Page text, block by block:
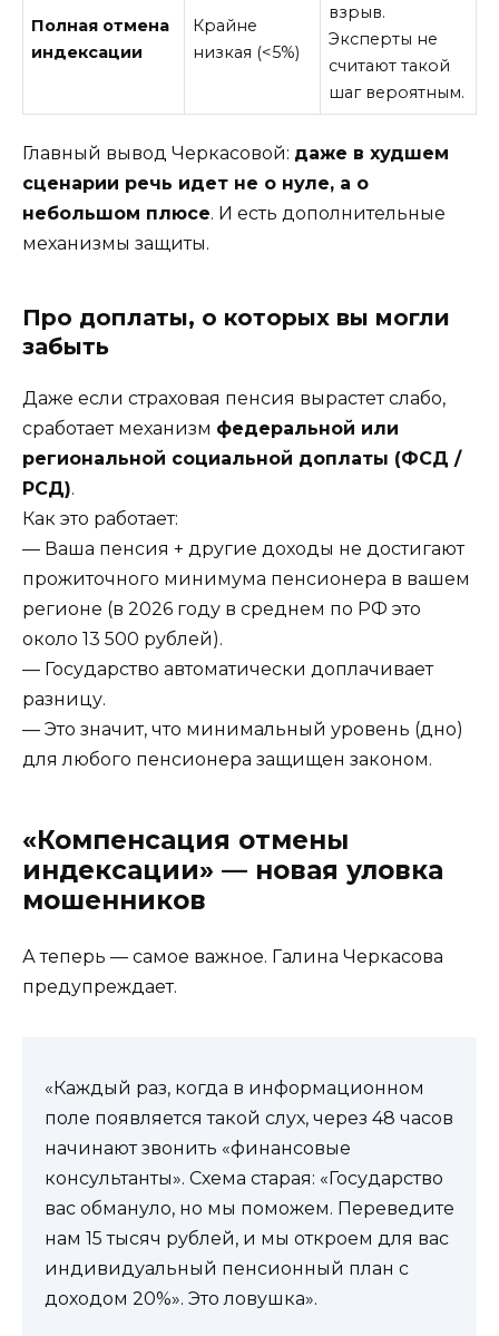
Полная отмена
индексации
Крайне
низкая (<5%)
взрыв.
Эксперты не
считают такой
шаг вероятным.
Главный вывод Черкасовой: даже в худшем
сценарии речь идет не о нуле, а о
небольшом плюсе. И есть дополнительные
механизмы защиты.
Про доплаты, о которых вы могли
забыть
Даже если страховая пенсия вырастет слабо,
сработает механизм федеральной или
региональной социальной доплаты (ФСД /
РСД).
Как это работает:
— Ваша пенсия + другие доходы не достигают
прожиточного минимума пенсионера в вашем
регионе (в 2026 году в среднем по РФ это
около 13 500 рублей).
— Государство автоматически доплачивает
разницу.
— Это значит, что минимальный уровень (дно)
для любого пенсионера защищен законом.
«Компенсация отмены
индексации» — новая уловка
мошенников
А теперь — самое важное. Галина Черкасова
предупреждает.
«Каждый раз, когда в информационном
поле появляется такой слух, через 48 часов
начинают звонить «финансовые
консультанты». Схема старая: «Государство
вас обмануло, но мы поможем. Переведите
нам 15 тысяч рублей, и мы откроем для вас
индивидуальный пенсионный план с
доходом 20%». Это ловушка».